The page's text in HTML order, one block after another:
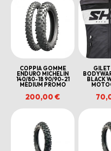
335,00 €.
attuale
245,00 €.
COPPIA GOMME
ENDURO MICHELIN
140/80-18 90/90-21
MEDIUM PROMO
200,00€
BLACK